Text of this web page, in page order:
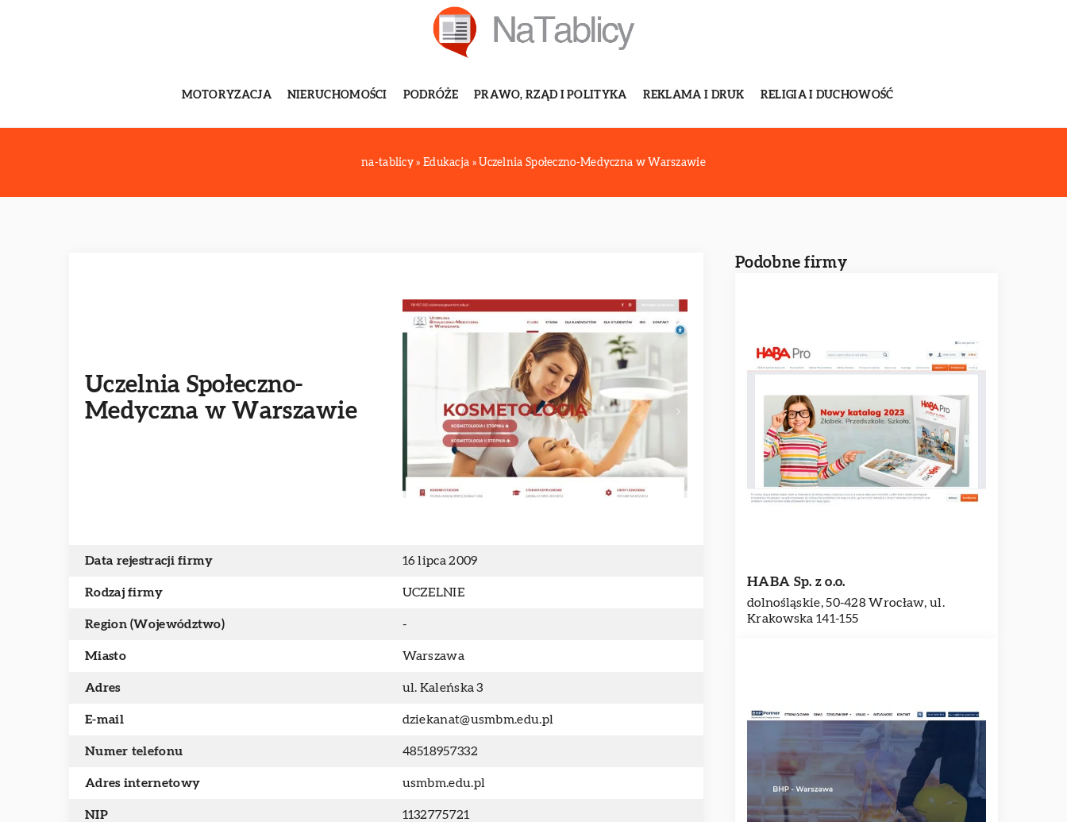
MOTORYZACJA NIERUCHOMOŚCI PODRÓŻE PRAWO, RZĄD I POLITYKA REKLAMA I DRUK RELIGIA I DUCHOWOŚĆ
na-tablicy » Edukacja » Uczelnia Społeczno-Medyczna w Warszawie
Uczelnia Społeczno-
Medyczna w Warszawie
Data rejestracji firmy 16 lipca 2009
Rodzaj firmy UCZELNIE
Region (Województwo) -
Miasto Warszawa
Adres ul. Kaleńska 3
E-mail dziekanat@usmbm.edu.pl
Numer telefonu 48518957332
Adres internetowy usmbm.edu.pl
NIP 1132775721
Podobne firmy
HABA Sp. z o.o.
dolnośląskie, 50-428 Wrocław, ul.
Krakowska 141-155